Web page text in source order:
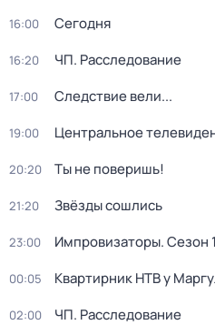
16:00 Сегодня
16:20 ЧП. Расследование
17:00 Следствие вели...
19:00 Центральное
20:20 Ты не поверишь!
21:20 Звёзды сошлись
23:00 Импровизаторы. Сезон 1
00:05 Квартирник НТВ у
02:00 ЧП. Расследование